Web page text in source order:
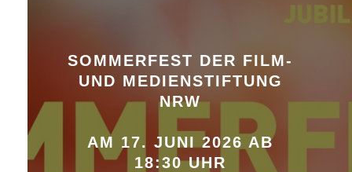
SOMMERFEST DER FILM-
UND MEDIENSTIFTUNG
NRW
AM 17. JUNI 2026 AB
18:30 UHR